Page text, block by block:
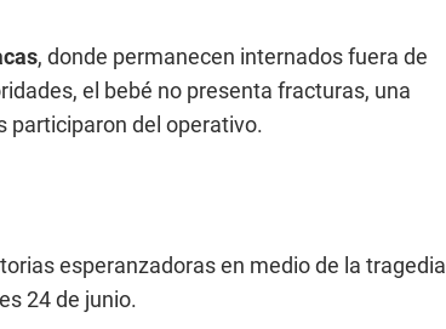
, donde permanecen internados fuera de
el bebé no presenta fracturas, una
participaron del operativo.
esperanzadoras en medio de la tragedia
24 de junio.